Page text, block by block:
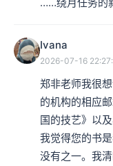
Ivana
2026-07-16
郑非老师我很
的机构的相应
国的技艺》以
我觉得您的书
没有之一。我